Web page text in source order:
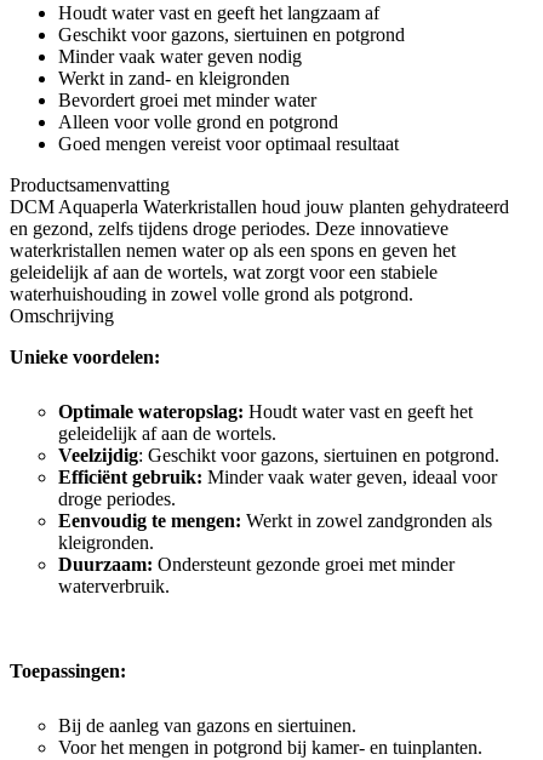
Houdt water vast en geeft het langzaam af
Geschikt voor gazons, siertuinen en potgrond
Minder vaak water geven nodig
Werkt in zand- en kleigronden
Bevordert groei met minder water
Alleen voor volle grond en potgrond
Goed mengen vereist voor optimaal resultaat
Productsamenvatting
DCM Aquaperla Waterkristallen houd jouw planten gehydrateerd
en gezond, zelfs tijdens droge periodes. Deze innovatieve
waterkristallen nemen water op als een spons en geven het
geleidelijk af aan de wortels, wat zorgt voor een stabiele
waterhuishouding in zowel volle grond als potgrond.
Omschrijving
Unieke voordelen:
Optimale wateropslag: Houdt water vast en geeft het
geleidelijk af aan de wortels.
Veelzijdig: Geschikt voor gazons, siertuinen en potgrond.
Efficiënt gebruik: Minder vaak water geven, ideaal voor
droge periodes.
Eenvoudig te mengen: Werkt in zowel zandgronden als
kleigronden.
Duurzaam: Ondersteunt gezonde groei met minder
waterverbruik.
Toepassingen:
Bij de aanleg van gazons en siertuinen.
Voor het mengen in potgrond bij kamer- en tuinplanten.